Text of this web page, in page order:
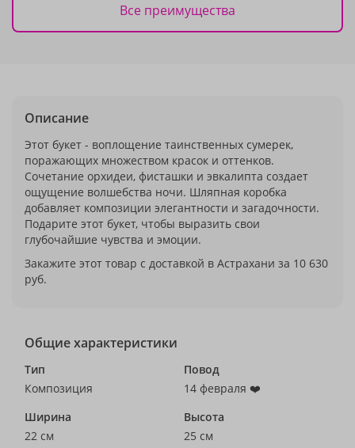
Все преимущества
Описание
Этот букет - воплощение таинственных сумерек,
поражающих множеством красок и оттенков.
Сочетание орхидеи, фисташки и эвкалипта создает
ощущение волшебства ночи. Шляпная коробка
добавляет композиции элегантности и загадочности.
Подарите этот букет, чтобы выразить свои
глубочайшие чувства и эмоции.
Закажите этот товар с доставкой в Астрахани за 10 630
руб.
Общие характеристики
Тип
Композиция
Повод
14 февраля ❤️
Ширина
22 см
Высота
25 см